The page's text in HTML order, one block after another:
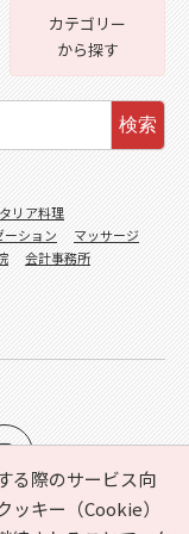
る際のサービス向
ッキー（Cookie）
カテゴリー
から探す
検索
リア料理
ーション
マッサージ
会計事務所